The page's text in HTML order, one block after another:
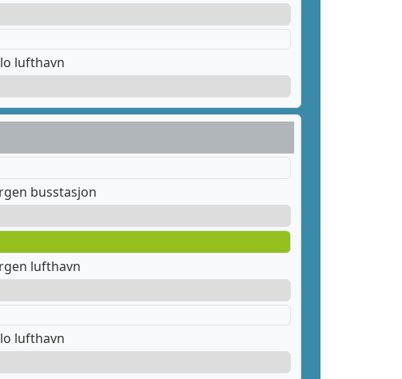
lufthavn
busstasjon
lufthavn
lufthavn